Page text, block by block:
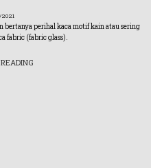
bertanya perihal kaca motif kain atau sering
fabric (fabric glass).